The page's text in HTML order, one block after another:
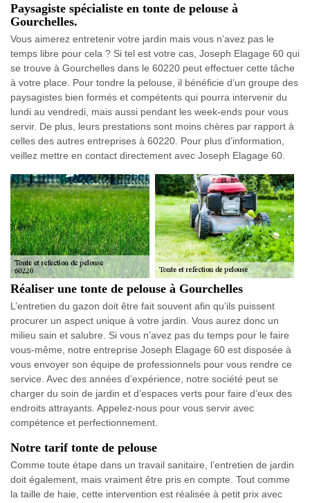
Paysagiste spécialiste en tonte de pelouse à
Gourchelles.
Vous aimerez entretenir votre jardin mais vous n’avez pas le
temps libre pour cela ? Si tel est votre cas, Joseph Elagage 60 qui
se trouve à Gourchelles dans le 60220 peut effectuer cette tâche
à votre place. Pour tondre la pelouse, il bénéficie d’un groupe des
paysagistes bien formés et compétents qui pourra intervenir du
lundi au vendredi, mais aussi pendant les week-ends pour vous
servir. De plus, leurs prestations sont moins chères par rapport à
celles des autres entreprises à 60220. Pour plus d’information,
veillez mettre en contact directement avec Joseph Elagage 60.
Réaliser une tonte de pelouse à Gourchelles
L’entretien du gazon doit être fait souvent afin qu’ils puissent
procurer un aspect unique à votre jardin. Vous aurez donc un
milieu sain et salubre. Si vous n’avez pas du temps pour le faire
vous-même, notre entreprise Joseph Elagage 60 est disposée à
vous envoyer son équipe de professionnels pour vous rendre ce
service. Avec des années d’expérience, notre société peut se
charger du soin de jardin et d’espaces verts pour faire d’eux des
endroits attrayants. Appelez-nous pour vous servir avec
compétence et perfectionnement.
Notre tarif tonte de pelouse
Comme toute étape dans un travail sanitaire, l’entretien de jardin
doit également, mais vraiment être pris en compte. Tout comme
la taille de haie, cette intervention est réalisée à petit prix avec